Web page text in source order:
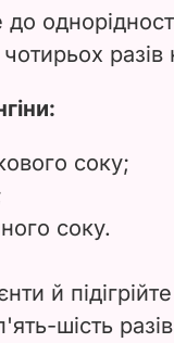
соку;
соку.
й
шість